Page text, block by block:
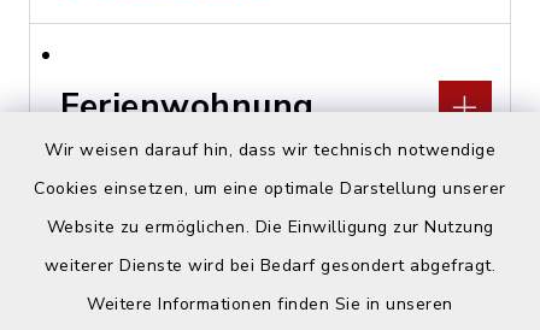
Wir weisen darauf hin, dass wir technisch notwendige
Cookies einsetzen, um eine optimale Darstellung unserer
Website zu ermöglichen. Die Einwilligung zur Nutzung
weiterer Dienste wird bei Bedarf gesondert abgefragt.
Weitere Informationen finden Sie in unseren
Ferienwohnung
Schmuckkasterl
Hohenlindener Straße 44,
85457 Wörth, OT Hörlkofen
Stephan Lex